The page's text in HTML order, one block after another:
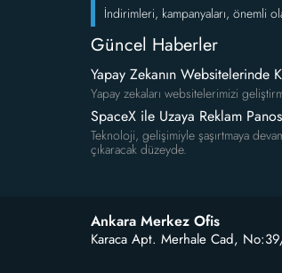
İndirimleri, kampanyaları, önemli
Güncel Haberler
Yapay Zekanın Websitelerinde
Yapay zekaları websitelerimizi
SpaceX ile Uzaya Reklam
Teknoloji, gelişimiyle şaşırtmaya
çıkaracak düzeyde.
Ankara Merkez Ofis
Karaca Apt. Merhale Cad,